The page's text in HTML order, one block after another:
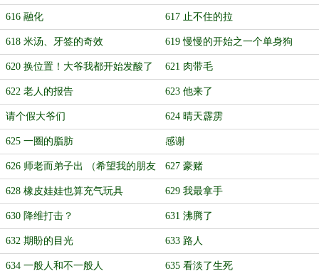
616 融化 617 止不住的拉
618 米汤、牙签的奇效 619 慢慢的开始之一个单身狗
620 换位置！大爷我都开始发酸了 621 肉带毛
622 老人的报告 623 他来了
请个假大爷们 624 晴天霹雳
625 一圈的脂肪 感谢
626 师老而弟子出 （希望我的朋友
能康复！）
627 豪赌
628 橡皮娃娃也算充气玩具 629 我最拿手
630 降维打击？ 631 沸腾了
632 期盼的目光 633 路人
634 一般人和不一般人 635 看淡了生死